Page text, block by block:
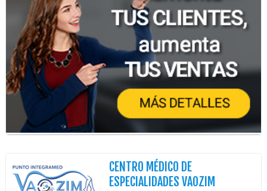
CENTRO MÉDICO DE
ESPECIALIDADES VAOZIM